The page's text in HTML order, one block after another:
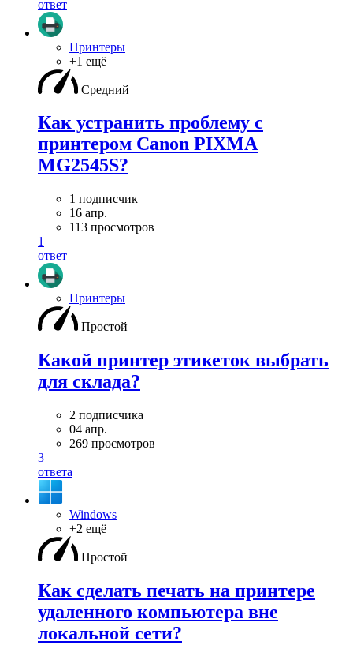
ответ
Принтеры
+1 ещё
Средний
Как устранить проблему с
принтером Canon PIXMA
MG2545S?
1 подписчик
16 апр.
113 просмотров
1
ответ
Принтеры
Простой
Какой принтер этикеток выбрать
для склада?
2 подписчика
04 апр.
269 просмотров
3
ответа
Windows
+2 ещё
Простой
Как сделать печать на принтере
удаленного компьютера вне
локальной сети?